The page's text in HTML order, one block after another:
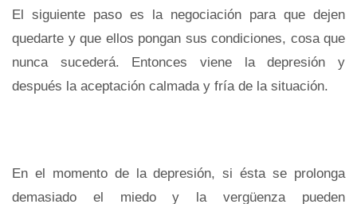
El siguiente paso es la negociación para que dejen
quedarte y que ellos pongan sus condiciones, cosa que
nunca sucederá. Entonces viene la depresión y
después la aceptación calmada y fría de la situación.
En el momento de la depresión, si ésta se prolonga
demasiado el miedo y la vergüenza pueden